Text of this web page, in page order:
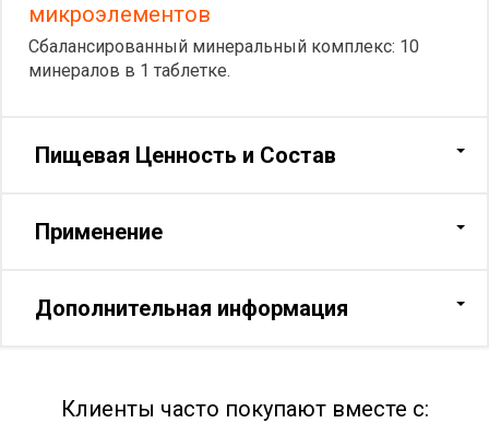
микроэлементов
Сбалансированный минеральный комплекс: 10
минералов в 1 таблетке.
Пищевая Ценность и Состав
Применение
Дополнительная информация
Клиенты часто покупают вместе с: